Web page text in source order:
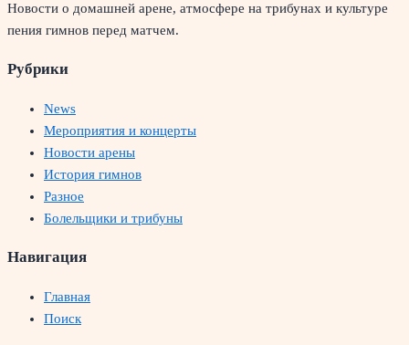
Новости о домашней арене, атмосфере на трибунах и культуре
пения гимнов перед матчем.
Рубрики
News
Мероприятия и концерты
Новости арены
История гимнов
Разное
Болельщики и трибуны
Навигация
Главная
Поиск